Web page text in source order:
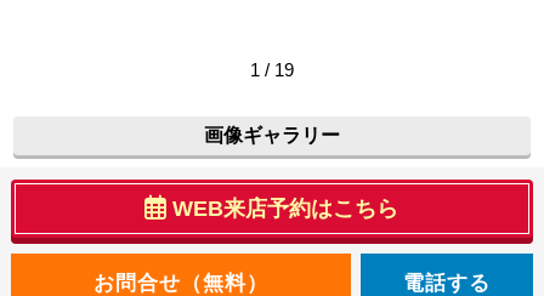
1 / 19
画像ギャラリー
WEB来店予約はこちら
電話する